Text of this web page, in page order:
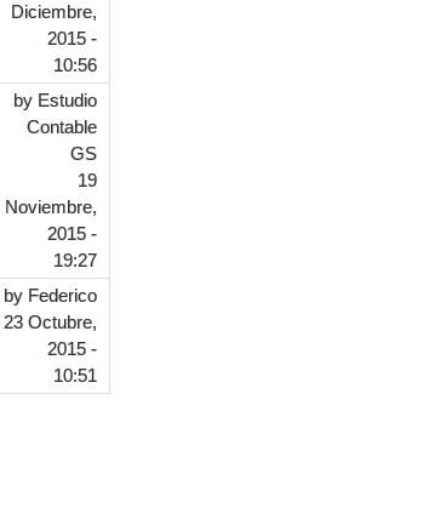
Diciembre,
2015 -
10:56
by Estudio
Contable
GS
19
Noviembre,
2015 -
19:27
by Federico
23 Octubre,
2015 -
10:51